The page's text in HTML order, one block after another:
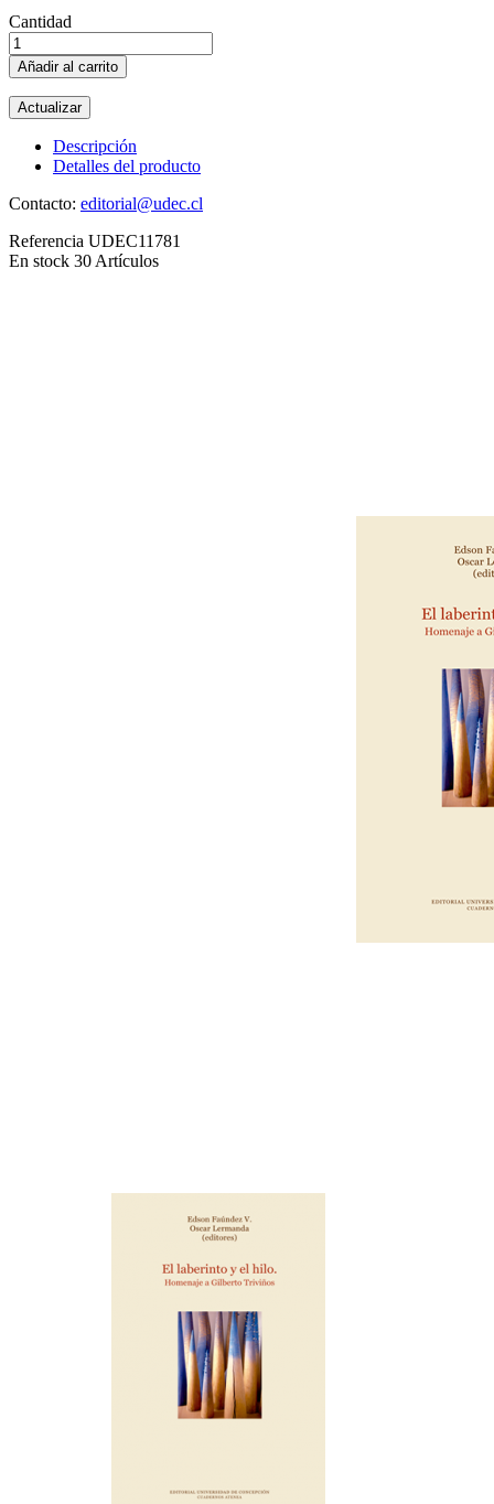
Cantidad
Añadir al carrito
Descripción
Detalles del producto
Contacto: editorial@udec.cl
Referencia UDEC11781
En stock 30 Artículos